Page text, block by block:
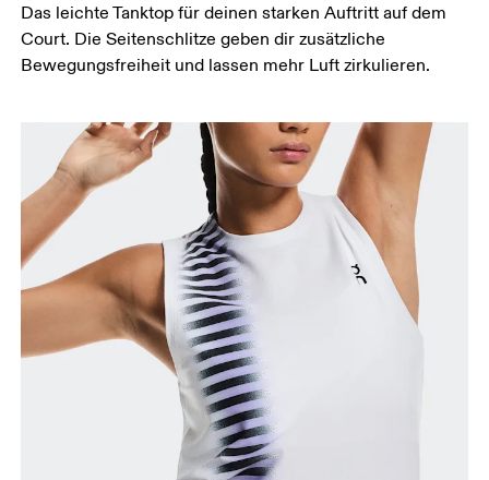
wo dein Oberkörper am schmalsten ist.
Hüfte
Das leichte Tanktop für deinen starken Auftritt auf dem
Court. Die Seitenschlitze geben dir zusätzliche
Bewegungsfreiheit und lassen mehr Luft zirkulieren.